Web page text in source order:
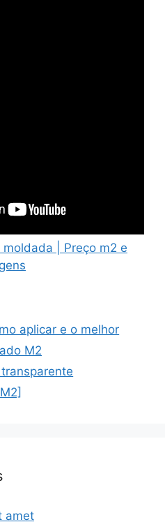
moldada | Preço m2 e
aplicar e o melhor
M2
amet